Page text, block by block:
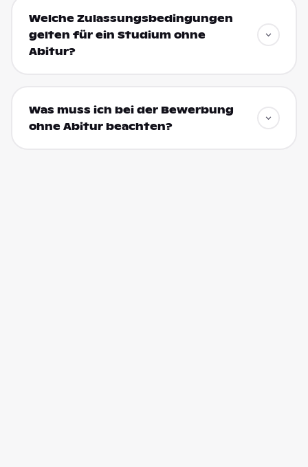
Welche Zulassungsbedingungen
gelten für ein Studium ohne
Abitur?
Was muss ich bei der Bewerbung
ohne Abitur beachten?